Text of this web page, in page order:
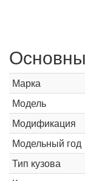
Марка
Модель
Модификация
Модельный год
Тип кузова